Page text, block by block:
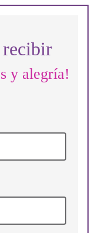
recibir
y alegría!